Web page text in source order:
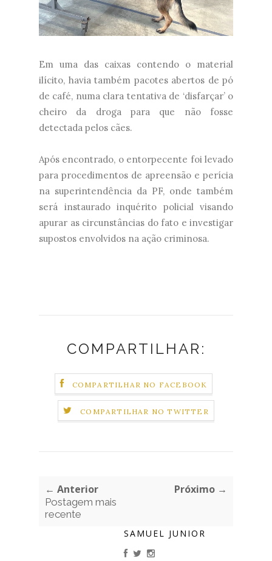
Em uma das caixas contendo o material
ilícito, havia também pacotes abertos de pó
de café, numa clara tentativa de ‘disfarçar’ o
cheiro da droga para que não fosse
detectada pelos cães.
Após encontrado, o entorpecente foi levado
para procedimentos de apreensão e perícia
na superintendência da PF, onde também
será instaurado inquérito policial visando
apurar as circunstâncias do fato e investigar
supostos envolvidos na ação criminosa.
COMPARTILHAR:
COMPARTILHAR NO FACEBOOK
COMPARTILHAR NO TWITTER
← Anterior
Postagem mais
recente
Próximo →
SAMUEL JUNIOR